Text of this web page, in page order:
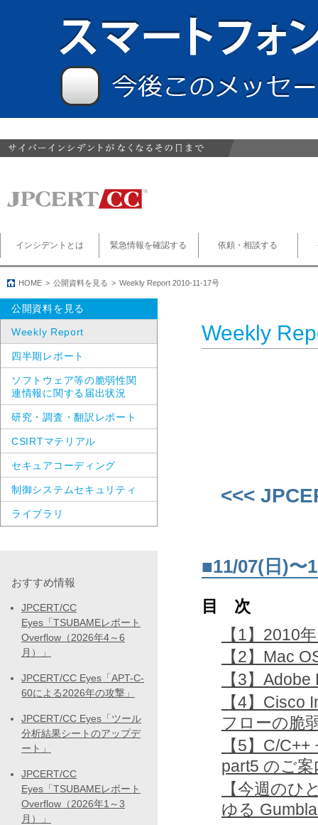
インシデントとは 緊急情報を確認する 依頼・相談する
HOME 公開資料を見る Weekly Report 2010-11-17号
Weekly
<<<
■11/07(日)〜
目 次
【1】2010
【2】Mac
【3】
【4】Cisco
フローの脆
【5】C/
part5 のご案
【今週のひ
ゆる
公開資料を見る
Weekly Report
四半期レポート
ソフトウェア等の脆弱性関
連情報に関する届出状況
研究・調査・翻訳レポート
CSIRTマテリアル
セキュアコーディング
制御システムセキュリティ
ライブラリ
おすすめ情報
JPCERT/CC
Eyes「TSUBAMEレポート
Overflow（2026年4～6
月）」
JPCERT/CC Eyes「APT-C-
60による2026年の攻撃」
JPCERT/CC Eyes「ツール
分析結果シートのアップデ
ート」
JPCERT/CC
Eyes「TSUBAMEレポート
Overflow（2026年1～3
月）」